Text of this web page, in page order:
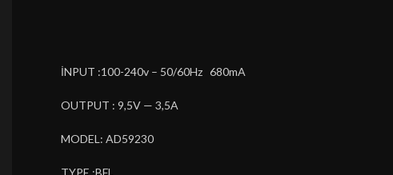
İNPUT :100-240v – 50/60Hz 680mA
OUTPUT : 9,5V — 3,5A
MODEL: AD59230
TYPE :BFL